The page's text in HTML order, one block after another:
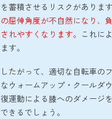
を蓄積させるリスクがあります
の屈伸角度が不自然になり、
されやすくなります。 これに
ます。
したがって、適切な自転車の
なウォームアップ・クールダ
復運動による膝へのダメージ
できるでしょう。